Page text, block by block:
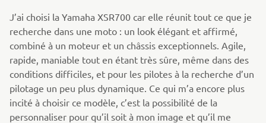
J’ai choisi la Yamaha XSR700 car elle réunit tout ce que je
recherche dans une moto : un look élégant et affirmé,
combiné à un moteur et un châssis exceptionnels. Agile,
rapide, maniable tout en étant très sûre, même dans des
conditions difficiles, et pour les pilotes à la recherche d’un
pilotage un peu plus dynamique. Ce qui m’a encore plus
incité à choisir ce modèle, c’est la possibilité de la
personnaliser pour qu’il soit à mon image et qu’il me